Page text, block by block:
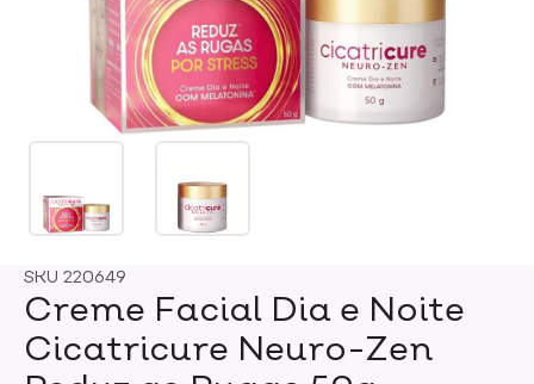
SKU 220649
Creme Facial Dia e Noite
Cicatricure Neuro-Zen